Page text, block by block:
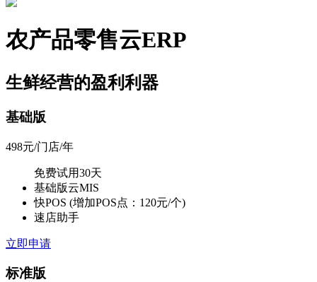
农产品零售云ERP
生鲜经营的盈利利器
基础版
498元/门店/年
免费试用30天
基础版云MIS
快POS (增加POS点：120元/个)
速店助手
立即申请
标准版